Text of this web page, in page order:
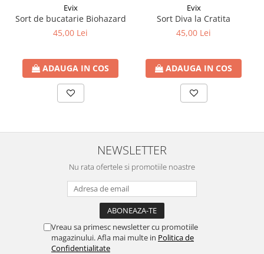
Evix
Sort de bucatarie Biohazard
45,00 Lei
ADAUGA IN COS
Evix
Sort Diva la Cratita
45,00 Lei
ADAUGA IN COS
NEWSLETTER
Nu rata ofertele si promotiile noastre
Vreau sa primesc newsletter cu promotiile
magazinului. Afla mai multe in Politica de
Confidentialitate